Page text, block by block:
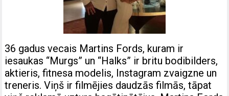
36 gadus vecais Martins Fords, kuram ir
iesaukas “Murgs” un “Halks” ir britu bodibilders,
aktieris, fitnesa modelis, Instagram zvaigzne un
treneris. Viņš ir filmējies daudzās filmās, tāpat